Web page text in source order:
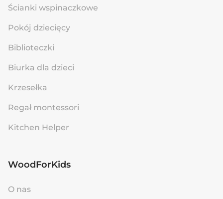
Ścianki wspinaczkowe
Pokój dziecięcy
Biblioteczki
Biurka dla dzieci
Krzesełka
Regał montessori
Kitchen Helper
WoodForKids
O nas